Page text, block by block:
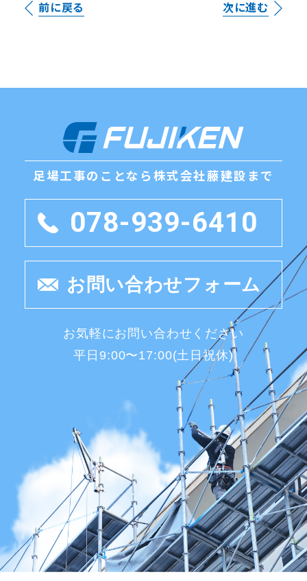
前に戻る 次に進む
足場工事のことなら 株式会社藤建設まで
078-939-6410
お問い合わせフォーム
お気軽にお問い合わせください
平日9:00〜17:00(土日祝休)